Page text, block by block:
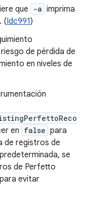
que -a imprima
(Idc991)
de pérdida de
en niveles de
en false para
de registros de
se
de Perfetto
evitar